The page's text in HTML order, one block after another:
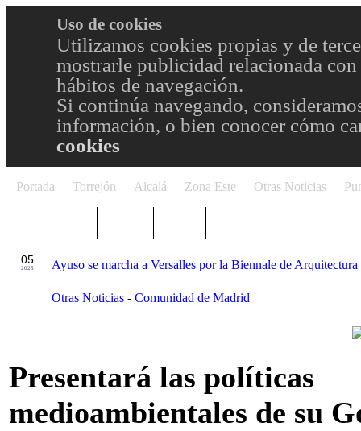
Uso de cookies
Utilizamos cookies propias y de
mostrarle publicidad relacionada
hábitos de navegación.
Si continúa navegando,
información, o bien conocer cómo
cookies
Portada Torrejón Alcalá Zona Este Otras Noticias
05
2025 Ayuso se marcha a Versalles por la Biennale de Arquitectura
Otras Noticias - Comunidad de Madrid
Presentará las políticas
medioambientales de su